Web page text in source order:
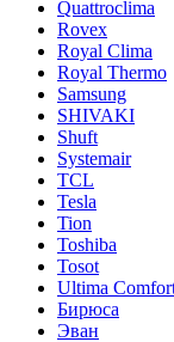
Quattroclima
Rovex
Royal Clima
Royal Thermo
Samsung
SHIVAKI
Shuft
Systemair
TCL
Tesla
Tion
Toshiba
Tosot
Ultima
Бирюса
Эван